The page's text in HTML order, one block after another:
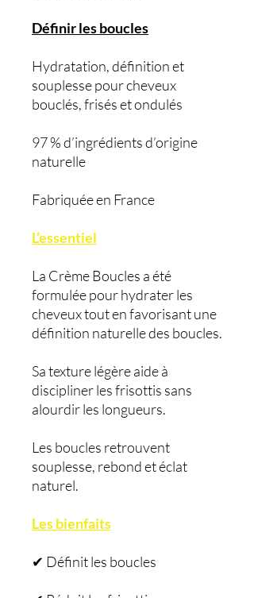
Définir les boucles
Hydratation, définition et
souplesse pour cheveux
bouclés, frisés et ondulés
97 % d’ingrédients d’origine
naturelle
Fabriquée en France
L’essentiel
La Crème Boucles a été
formulée pour hydrater les
cheveux tout en favorisant une
définition naturelle des boucles.
Sa texture légère aide à
discipliner les frisottis sans
alourdir les longueurs.
Les boucles retrouvent
souplesse, rebond et éclat
naturel.
Les bienfaits
✔ Définit les boucles